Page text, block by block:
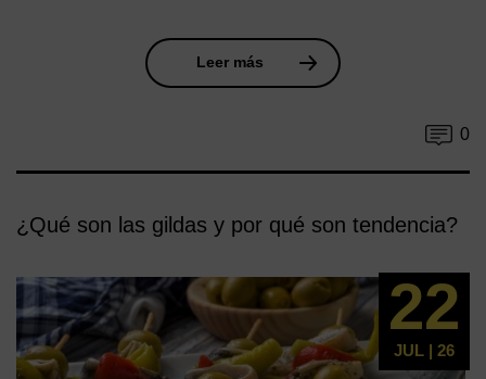
Leer más
0
¿Qué son las gildas y por qué son tendencia?
22
JUL | 26